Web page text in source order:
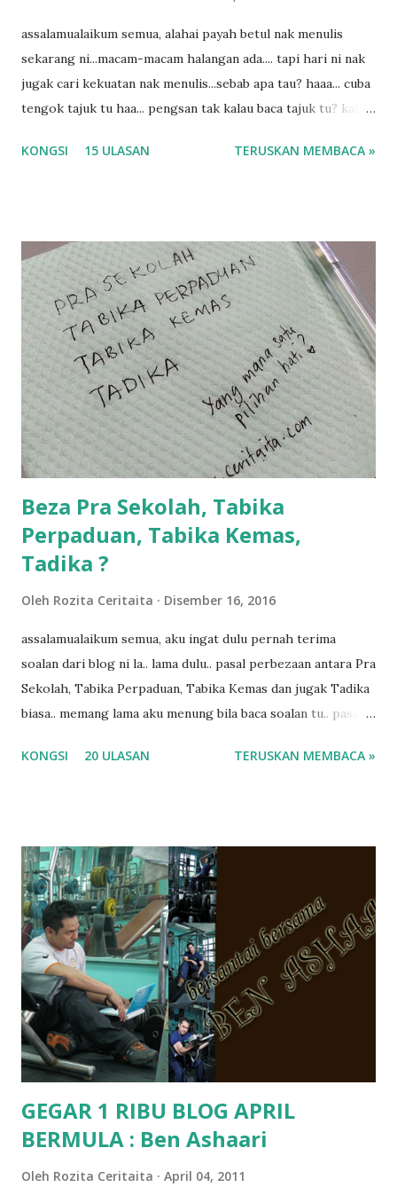
assalamualaikum semua, alahai payah betul nak menulis
sekarang ni...macam-macam halangan ada.... tapi hari ni nak
jugak cari kekuatan nak menulis...sebab apa tau? haaa... cuba
tengok tajuk tu haa... pengsan tak kalau baca tajuk tu? kalau
tau? yang sebut tu anak aku....diulangi ANAK AKU ....adoiiii
balik keja aku ajak la shah singgah Giant beli barang
sikit...dalam perjalanan dari dalam kereta tu biasalah kan
kami memang akan pimpin anak-anak jalan sampai masuk
dalam... dan kebiasanya bagi anak 4 macam kami ni bahagi-
bahagi lah siapa nak pimpin siapa... dan biasanya aku akan
dukung adik hadi sambil pimpin kakak husna... yang abg
ngah dengan abg long terserah pada shah la pulak.. tapi
kalau ikut anak-anak semua nak ummi pimpin... ajer rebeh
ba...
KONGSI 15 ULASAN TERUSKAN MEMBACA »
Beza Pra Sekolah, Tabika
Perpaduan, Tabika Kemas,
Tadika ?
Oleh Rozita Ceritaita Disember 16, 2016
assalamualaikum semua, aku ingat dulu pernah terima
soalan dari blog ni la.. lama dulu.. pasal perbezaan antara Pra
Sekolah, Tabika Perpaduan, Tabika Kemas dan jugak Tadika
biasa.. memang lama aku menung bila baca soalan tu.. pasal
ko.. masa tu aku baru je ada anak sorang dan aku hentam je
tanya sapa-sapa pun masa tu.. bila fikir-fikirkan balik terasa
jugak masa alahai teruknya kami sebagai ibubapa.. dan kami
terasa jugak semakin teruk bila abg long dah masuk 2 tahun
kat salah satu tadika swasta ni.. tapi nampaknya kenal huruf
pun tak tau.. pengsan aku bila ingat balik.. aku mula fikir
mungkin sebab abg long sendiri jenis budak yang ada
masalah dyslexia.. tapi minor la.. nanti la aku cerita pasal
dyslexia tu.. lepas tu kami buat keputusan pu...
KONGSI 20 ULASAN TERUSKAN MEMBACA »
GEGAR 1 RIBU BLOG APRIL
BERMULA : Ben Ashaari
Oleh Rozita Ceritaita April 04, 2011